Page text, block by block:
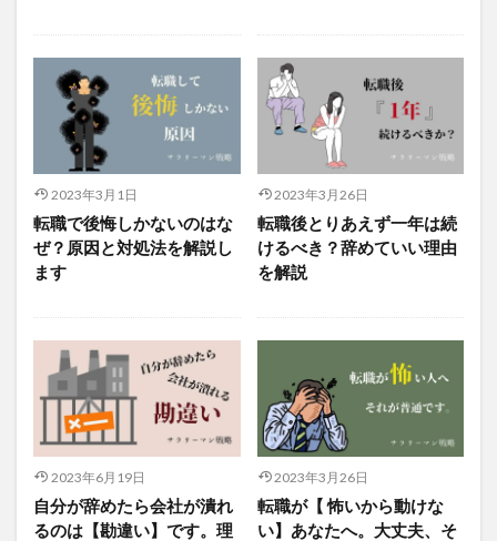
2023年3月1日
転職で後悔しかないのはな
ぜ？原因と対処法を解説し
ます
2023年3月26日
転職後とりあえず一年は続
けるべき？辞めていい理由
を解説
2023年6月19日
自分が辞めたら会社が潰れ
るのは【勘違い】です。理
2023年3月26日
転職が【 怖いから動けな
い】あなたへ。大丈夫、そ